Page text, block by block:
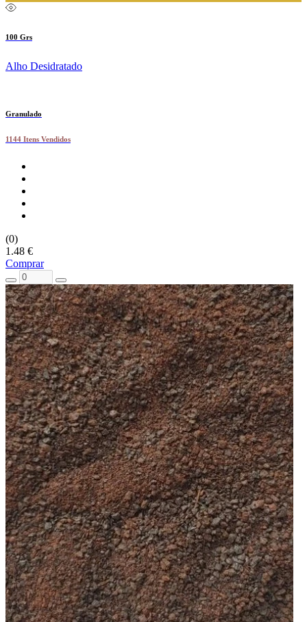
100 Grs
Alho Desidratado
Granulado
1144 Itens Vendidos
(0)
1.48 €
Comprar